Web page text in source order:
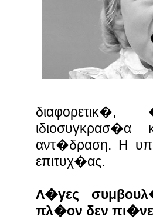
διαφορετικ�,
αντ�δραση. Η
επιτυχ�ας.
Λ�γες
πλ�ον δεν